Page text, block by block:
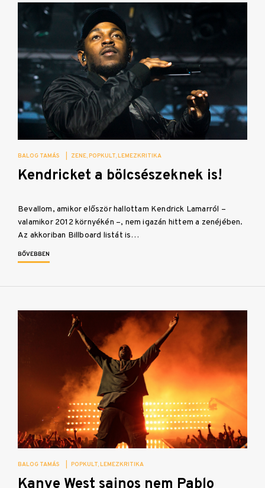
BALOG TAMÁS ZENE POPKULT LEMEZKRITIKA
Kendricket a bölcsészeknek is!
Bevallom, amikor először hallottam Kendrick Lamarról –
valamikor 2012 környékén –, nem igazán hittem a zenéjében.
Az akkoriban Billboard listát is…
BŐVEBBEN
BALOG TAMÁS POPKULT LEMEZKRITIKA